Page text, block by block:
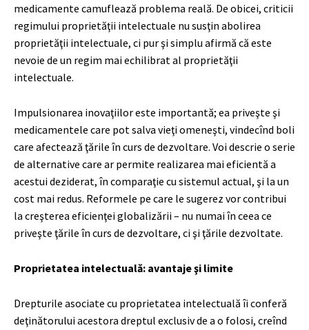
medicamente camuflează problema reală. De obicei, criticii
regimului proprietăţii intelectuale nu susţin abolirea
proprietăţii intelectuale, ci pur şi simplu afirmă că este
nevoie de un regim mai echilibrat al proprietăţii
intelectuale.
Impulsionarea inovaţiilor este importantă; ea priveşte şi
medicamentele care pot salva vieţi omeneşti, vindecînd boli
care afectează ţările în curs de dezvoltare. Voi descrie o serie
de alternative care ar permite realizarea mai eficientă a
acestui deziderat, în comparaţie cu sistemul actual, şi la un
cost mai redus. Reformele pe care le sugerez vor contribui
la creşterea eficienţei globalizării – nu numai în ceea ce
priveşte ţările în curs de dezvoltare, ci şi ţările dezvoltate.
Proprietatea intelectuală: avantaje şi limite
Drepturile asociate cu proprietatea intelectuală îi conferă
deţinătorului acestora dreptul exclusiv de a o folosi, creînd